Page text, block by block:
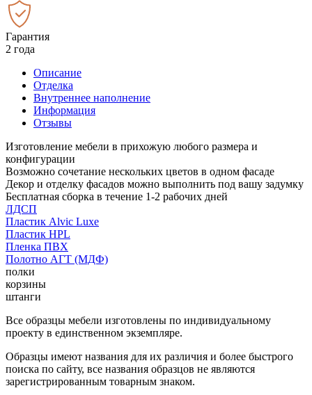
Гарантия
2 года
Описание
Отделка
Внутреннее наполнение
Информация
Отзывы
Изготовление мебели в прихожую любого размера и
конфигурации
Возможно сочетание нескольких цветов в одном фасаде
Декор и отделку фасадов можно выполнить под вашу задумку
Бесплатная сборка в течение 1-2 рабочих дней
ЛДСП
Пластик Alvic Luxe
Пластик HPL
Пленка ПВХ
Полотно АГТ (МДФ)
полки
корзины
штанги
Все образцы мебели изготовлены по индивидуальному
проекту в единственном экземпляре.
Образцы имеют названия для их различия и более быстрого
поиска по сайту, все названия образцов не являются
зарегистрированным товарным знаком.